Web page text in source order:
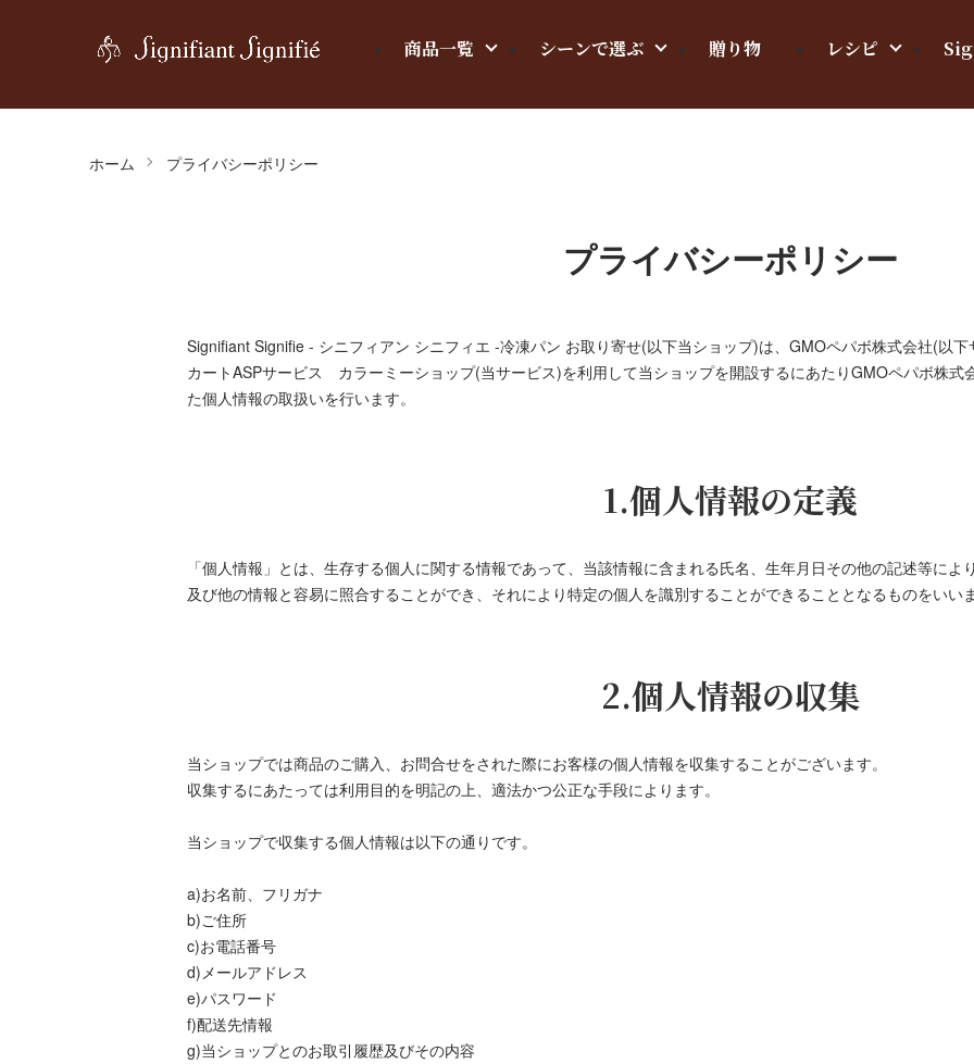
商品一覧 シーンで選ぶ 贈り物 レシピ
ホーム プライバシーポリシー
プライバシーポリシー
Signifiant Signifie - シニフィアン シニフィエ -冷凍パン お取り寄せ(以下当ショップ)は、 GMOペパボ株式会社(以下
カートASPサービス カラーミーショップ(当サービス)を利用して当ショップを開設するにあたりGMOペパボ株式
た個人情報の取扱いを行います。
1.個人情報の定義
「個人情報」とは、生存する個人に関する情報であって、当該情報に含まれる氏名、生年月日その他の記述等によ
及び他の情報と容易に照合することができ、それにより特定の個人を識別することができることとなるものをいいま
2.個人情報の収集
当ショップでは商品のご購入、お問合せをされた際にお客様の個人情報を収集することがございます。
収集するにあたっては利用目的を明記の上、適法かつ公正な手段によります。
当ショップで収集する個人情報は以下の通りです。
a)お名前、フリガナ
b)ご住所
c)お電話番号
d)メールアドレス
e)パスワード
f)配送先情報
g)当ショップとのお取引履歴及びその内容